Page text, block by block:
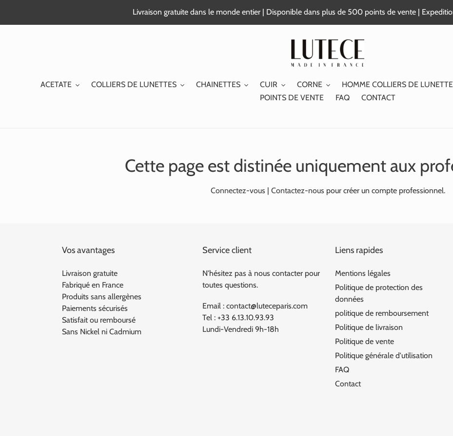
Livraison gratuite dans le monde entier | Disponible dans plus de 500 points de vente |
ACETATE COLLIERS DE LUNETTES CHAINETTES CUIR CORNE HOMME COLLIERS DE
POINTS DE VENTE
FAQ CONTACT
Cette page est distinée uniquement aux
Connectez-vous | Contactez-nous pour créer un compte professionnel.
Vos avantages
Livraison gratuite
Fabriqué en France
Produits sans allergènes
Paiements sécurisés
Satisfait ou remboursé
Sans Nickel ni Cadmium
Service client
N'hésitez pas à nous contacter pour
toutes questions.
Email : contact@luteceparis.com
Tel : +33 6.13.10.93.93
Lundi-Vendredi 9h-18h
Liens rapides
Mentions légales
Politique de protection des
données
politique de remboursement
Politique de livraison
Politique de vente
Politique générale d'utilisation
FAQ
Contact